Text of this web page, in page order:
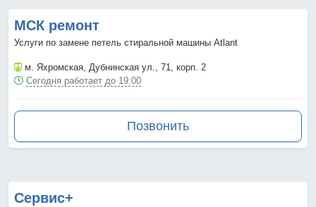
МСК ремонт
Услуги по замене петель стиральной машины Atlant
м. Яхромская, Дубнинская ул., 71, корп. 2
Сегодня работает до 19:00
Позвонить
Сервис+